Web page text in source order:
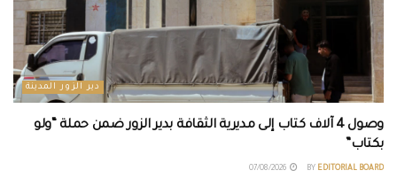
دير الزور المدينة
وصول 4 آلاف كتاب إلى مديرية الثقافة بدير الزور ضمن حملة “ولو
بكتاب”
BY EDITORIAL BOARD